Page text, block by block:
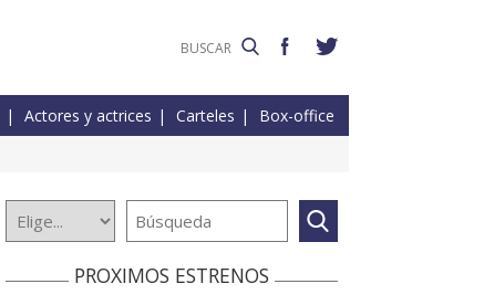
Actores y actrices Carteles Box-office
PROXIMOS ESTRENOS